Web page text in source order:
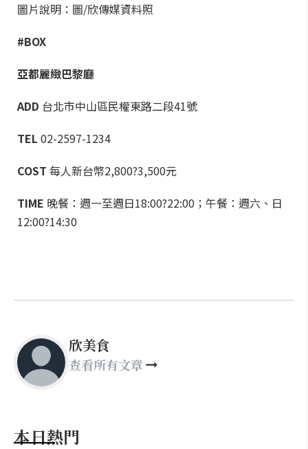
圖片說明：圖/欣傳媒資料照
#BOX
亞都麗緻巴黎廳
ADD 台北市中山區民權東路二段41號
TEL 02-2597-1234
COST 每人新台幣2,800?3,500元
TIME 晚餐：週一至週日18:00?22:00；午餐：週六、日
12:00?14:30
欣美食
查看所有文章
本日熱門